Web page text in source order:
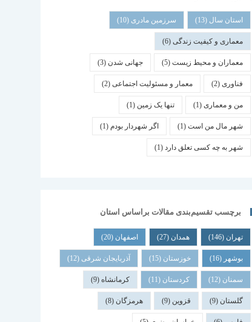
استان سال (13) سرزمین مادری (10)
معماری و کیفیت زندگی(6)
معماران و محیط زیست(5) جهانی شدن (3)
فناوری(2) معمار و مسئولیت اجتماعی(2)
من و معماری(1) تنها یک زمین (1)
شهر مال من است(1) اگر شهردار بودم (1)
شهر به چه کسی تعلق دارد(1)
برچسب تقسیم‌بندی مقالات براساس استان
تهران (146) همدان (27) اصفهان (20)
بوشهر (16) خوزستان (15) آذربایجان شرقی (12)
سمنان (12) کردستان (11) کرمانشاه(9)
گلستان (9) قزوین (9) هرمزگان (8)